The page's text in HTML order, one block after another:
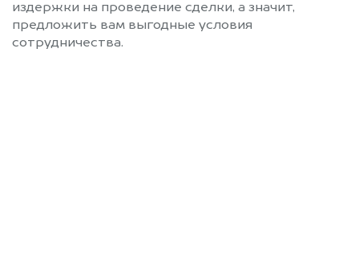
издержки на проведение сделки, а значит,
предложить вам выгодные условия
сотрудничества.